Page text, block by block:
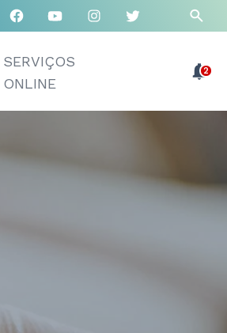
SERVIÇOS
ONLINE
2